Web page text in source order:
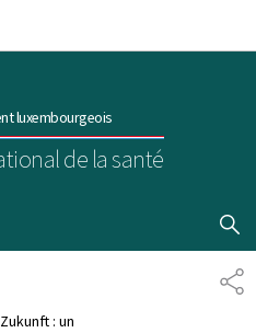
principal
luxembourgeois
de la santé
: un